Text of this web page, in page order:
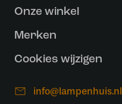
Onze winkel
Merken
Cookies wijzigen
info@lampenhuis.nl